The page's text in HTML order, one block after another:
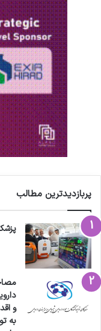
پربازدیدترین مطالب
و
به